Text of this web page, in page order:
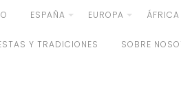
ESPAÑA EUROPA ÁFRICA
Y TRADICIONES SOBRE